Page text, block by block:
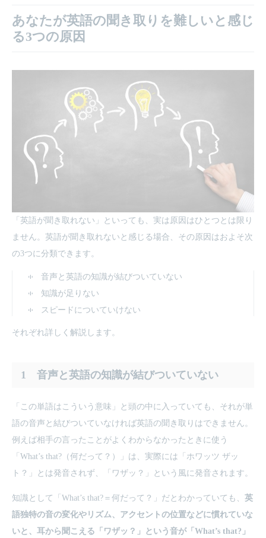
あなたが英語の聞き取りを難しいと感じ
る3つの原因
「英語が聞き取れない」といっても、実は原因はひとつとは限り
ません。英語が聞き取れないと感じる場合、その原因はおよそ次
の3つに分類できます。
音声と英語の知識が結びついていない
知識が足りない
スピードについていけない
それぞれ詳しく解説します。
1 音声と英語の知識が結びついていない
「この単語はこういう意味」と頭の中に入っていても、それが単
語の音声と結びついていなければ英語の聞き取りはできません。
例えば相手の言ったことがよくわからなかったときに使う
「What’s that?（何だって？）」は、実際には「ホワッツ ザッ
ト？」とは発音されず、「ワザッ？」という風に発音されます。
知識として「What’s that?＝何だって？」だとわかっていても、 英
語独特の音の変化やリズム、アクセントの位置などに慣れていな
いと、耳から聞こえる「ワザッ？」という音が「What’s that?」